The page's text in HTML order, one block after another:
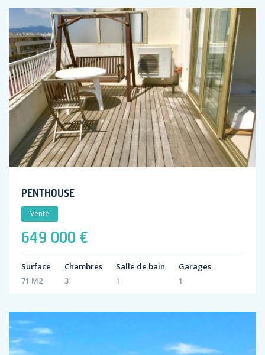
PENTHOUSE
Vente
649 000 €
Surface
71 M2
Chambres
3
Salle de bain
1
Garages
1